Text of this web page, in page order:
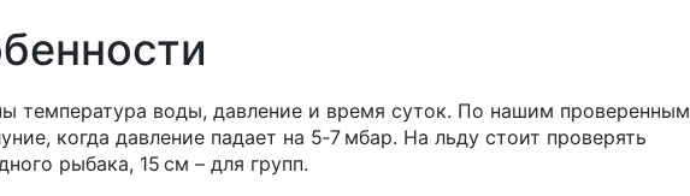
температура воды, давление и время суток. По нашим проверенным
когда давление падает на 5‑7 мбар. На льду стоит проверять
рыбака, 15 см – для групп.